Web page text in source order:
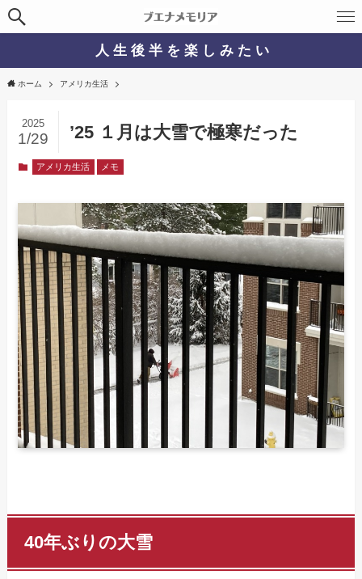
人 生 後 半 を 楽 し み た い
ホーム アメリカ生活
’25 １月は大雪で極寒だった
2025
1/29
アメリカ生活 メモ
40年ぶりの大雪